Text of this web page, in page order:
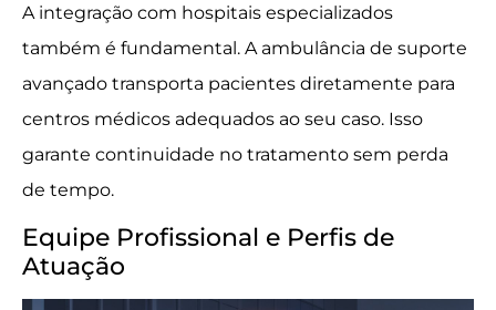
A integração com hospitais especializados
também é fundamental. A ambulância de suporte
avançado transporta pacientes diretamente para
centros médicos adequados ao seu caso. Isso
garante continuidade no tratamento sem perda
de tempo.
Equipe Profissional e Perfis de
Atuação